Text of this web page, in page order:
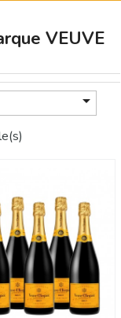
VEUVE
